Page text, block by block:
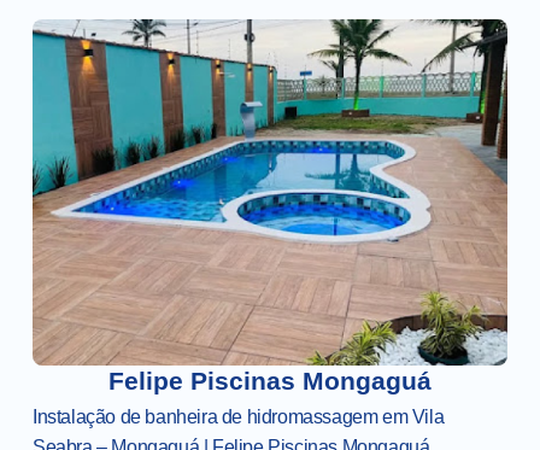
Felipe Piscinas Mongaguá
Instalação de banheira de hidromassagem em Vila